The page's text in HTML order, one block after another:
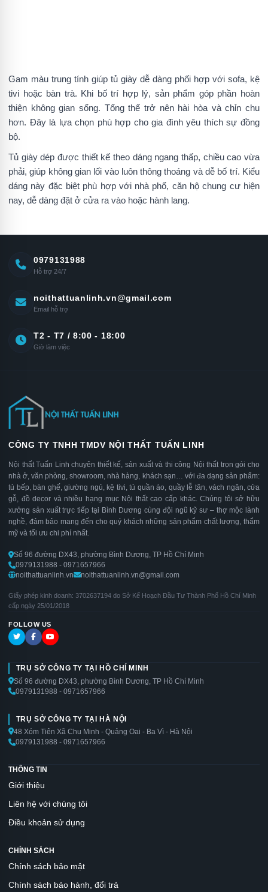
Gam màu trung tính giúp tủ giày dễ dàng phối hợp với sofa, kệ
tivi hoặc bàn trà. Khi bố trí hợp lý, sản phẩm góp phần hoàn
thiện không gian sống. Tổng thể trở nên hài hòa và chỉn chu
hơn. Đây là lựa chọn phù hợp cho gia đình yêu thích sự đồng
bộ.
Tủ giày dép được thiết kế theo dáng ngang thấp, chiều cao vừa
phải, giúp không gian lối vào luôn thông thoáng và dễ bố trí. Kiểu
dáng này đặc biệt phù hợp với nhà phố, căn hộ chung cư hiện
nay, dễ dàng đặt ở cửa ra vào hoặc hành lang.
0979131988
Hỗ trợ 24/7
noithattuanlinh.vn@gmail.com
Email hỗ trợ
T2 - T7 / 8:00 - 18:00
Giờ làm việc
CÔNG TY TNHH TMDV NỘI THẤT TUẤN LINH
Nội thất Tuấn Linh chuyên thiết kế, sản xuất và thi công Nội thất trọn gói cho
nhà ở, văn phòng, showroom, nhà hàng, khách sạn… với đa dạng sản phẩm:
tủ bếp, bàn ghế, giường ngủ, kệ tivi, tủ quần áo, quầy lễ tân, vách ngăn, cửa
gỗ, đồ decor và nhiều hạng mục Nội thất cao cấp khác. Chúng tôi sở hữu
xưởng sản xuất trực tiếp tại Bình Dương cùng đội ngũ kỹ sư – thợ mộc lành
nghề, đảm bảo mang đến cho quý khách những sản phẩm chất lượng, thẩm
mỹ và tối ưu chi phí nhất.
Số 96 đường DX43, phường Bình Dương, TP Hồ Chí Minh
0979131988 - 0971657966
noithattuanlinh.vn
noithattuanlinh.vn@gmail.com
Giấy phép kinh doanh: 3702637194 do Sở Kế Hoạch Đầu Tư Thành Phố Hồ Chí Minh
cấp ngày 25/01/2018
FOLLOW US
TRỤ SỞ CÔNG TY TẠI HỒ CHÍ MINH
Số 96 đường DX43, phường Bình Dương, TP Hồ Chí Minh
0979131988 - 0971657966
TRỤ SỞ CÔNG TY TẠI HÀ NỘI
48 Xóm Tiên Xã Chu Minh - Quảng Oai - Ba Vì - Hà Nội
0979131988 - 0971657966
THÔNG TIN
Giới thiệu
Liên hệ với chúng tôi
Điều khoản sử dụng
CHÍNH SÁCH
Chính sách bảo mật
Chính sách bảo hành, đổi trả